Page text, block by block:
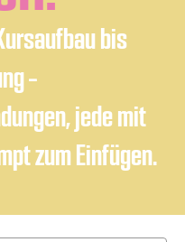
bis
–
jede mit
zum Einfügen.